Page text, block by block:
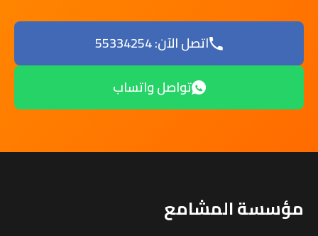
اتصل الآن: 55334254
تواصل واتساب
مؤسسة المشامع